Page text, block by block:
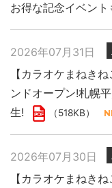
お得な記念イベント
2026年07月31日
【カラオケまねき
ンドオープン!札幌
生!
（518KB）
2026年07月30日
【カラオケまねき